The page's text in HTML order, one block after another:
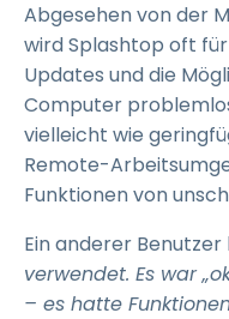
Abgesehen von der
wird Splashtop oft
Updates und die
Computer
vielleicht wie
Remote-
Funktionen von
Ein anderer
verwendet. Es war
– es hatte